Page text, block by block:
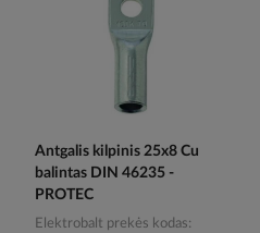
Antgalis kilpinis 25x8 Cu
balintas DIN 46235 -
PROTEC
Elektrobalt prekės kodas